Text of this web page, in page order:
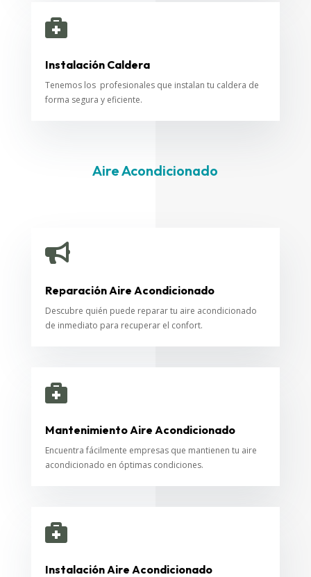

Instalación Caldera
Tenemos los profesionales que instalan tu caldera de
forma segura y eficiente.
Aire Acondicionado

Reparación Aire Acondicionado
Descubre quién puede reparar tu aire acondicionado
de inmediato para recuperar el confort.

Mantenimiento Aire Acondicionado
Encuentra fácilmente empresas que mantienen tu aire
acondicionado en óptimas condiciones.

Instalación Aire Acondicionado